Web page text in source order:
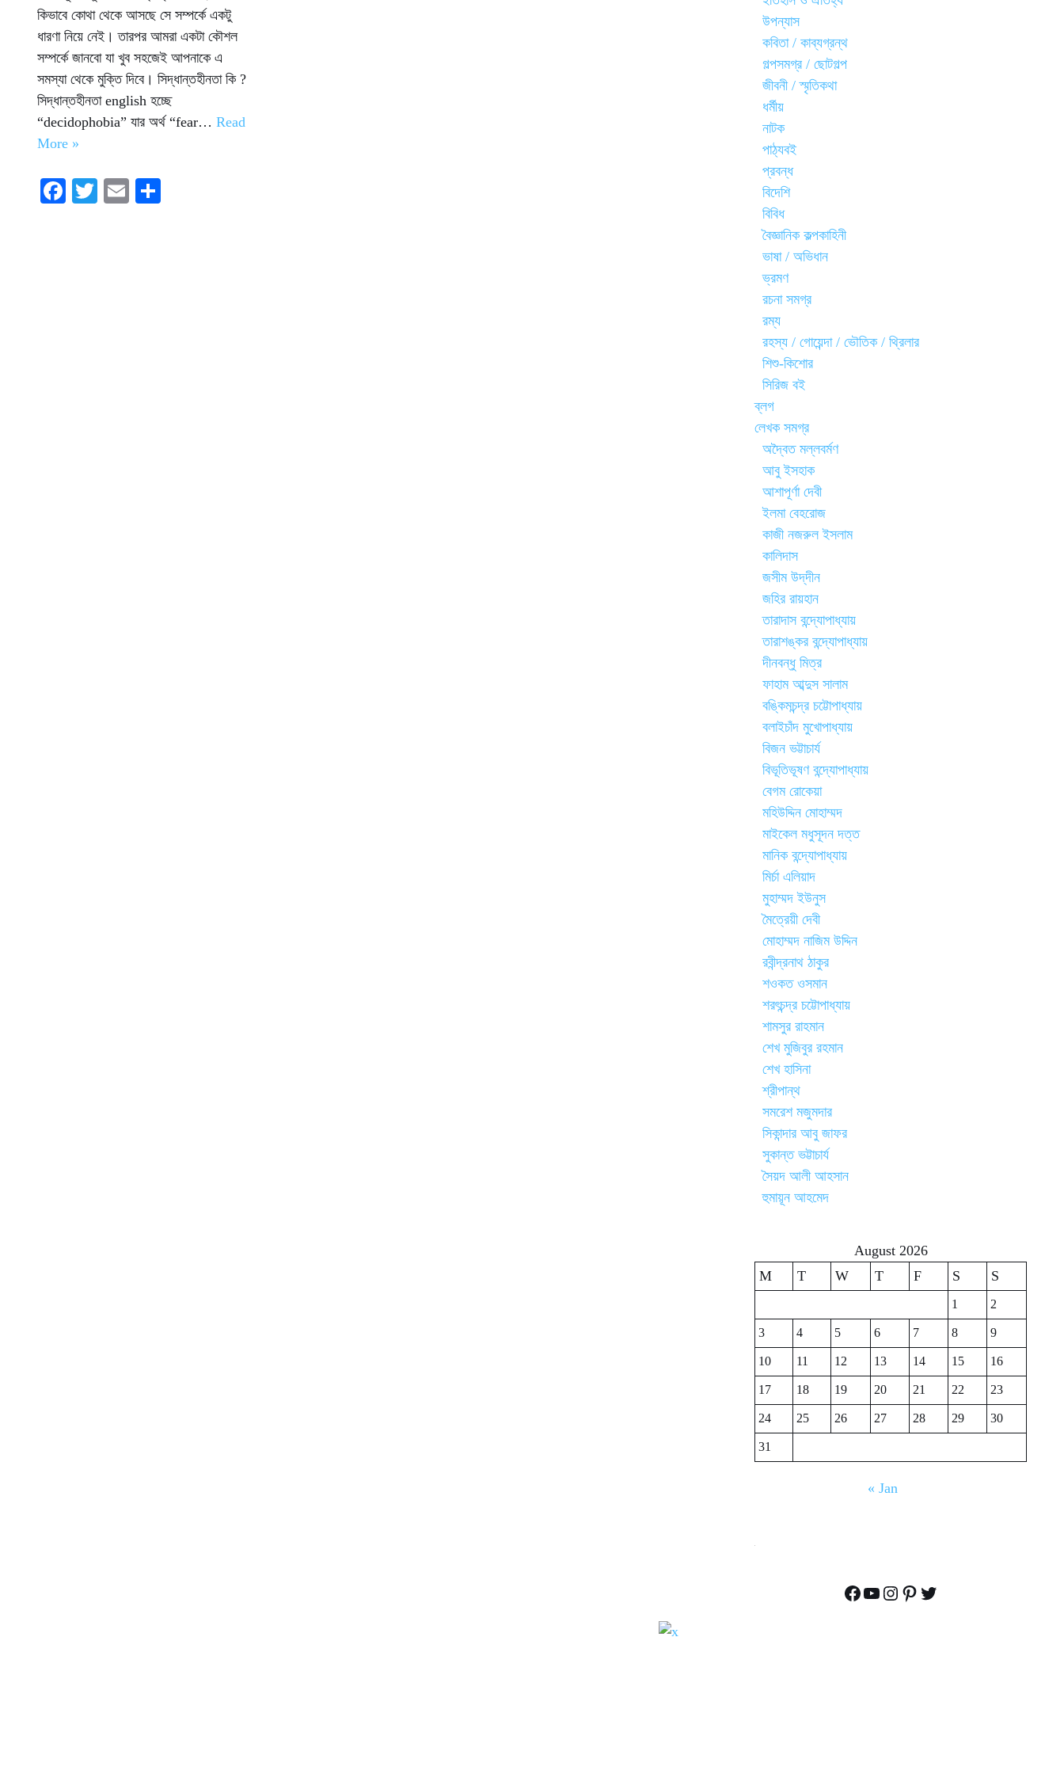
কিভাবে কোথা থেকে আসছে সে সম্পর্কে একটু
ধারণা নিয়ে নেই। তারপর আমরা একটা কৌশল
সম্পর্কে জানবো যা খুব সহজেই আপনাকে এ
সমস্যা থেকে মুক্তি দিবে। সিদ্ধান্তহীনতা কি ?
সিদ্ধান্তহীনতা english হচ্ছে
“decidophobia” যার অর্থ “fear… Read
More »
Fa T
E
উপন্যাস
কবিতা / কাব্যগ্রন্থ
গল্পসমগ্র / ছোটগল্প
জীবনী / স্মৃতিকথা
ধর্মীয়
নাটক
পাঠ্যবই
প্রবন্ধ
বিদেশি
বিবিধ
বৈজ্ঞানিক কল্পকাহিনী
ভাষা / অভিধান
ভ্রমণ
রচনা সমগ্র
রম্য
রহস্য / গোয়েন্দা / ভৌতিক / থ্রিলার
শিশু-কিশোর
সিরিজ বই
ব্লগ
লেখক সমগ্র
অদ্বৈত মল্লবর্মণ
আবু ইসহাক
আশাপূর্ণা দেবী
ইলমা বেহরোজ
কাজী নজরুল ইসলাম
কালিদাস
জসীম উদ্‌দীন
জহির রায়হান
তারাদাস বন্দ্যোপাধ্যায়
তারাশঙ্কর বন্দ্যোপাধ্যায়
দীনবন্ধু মিত্র
ফাহাম আব্দুস সালাম
বঙ্কিমচন্দ্র চট্টোপাধ্যায়
বলাইচাঁদ মুখোপাধ্যায়
বিজন ভট্টাচার্য
বিভূতিভূষণ বন্দ্যোপাধ্যায়
বেগম রোকেয়া
মহিউদ্দিন মোহাম্মদ
মাইকেল মধুসূদন দত্ত
মানিক বন্দ্যোপাধ্যায়
মির্চা এলিয়াদ
মুহাম্মদ ইউনুস
মৈত্রেয়ী দেবী
মোহাম্মদ নাজিম উদ্দিন
রবীন্দ্রনাথ ঠাকুর
শওকত ওসমান
শরৎচন্দ্র চট্টোপাধ্যায়
শামসুর রাহমান
শেখ মুজিবুর রহমান
শেখ হাসিনা
শ্রীপান্থ
সমরেশ মজুমদার
সিকান্দার আবু জাফর
সুকান্ত ভট্টাচার্য
সৈয়দ আলী আহসান
হুমায়ূন আহমেদ
August 2026
M
T W T F S S
1
2
3
4 5 6 7 8
9
10
11 12 13 14 15
16
17
18 19 20 21 22
23
24
25 26 27 28 29
30
31
« Jan